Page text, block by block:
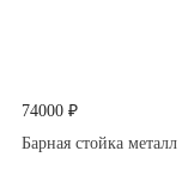
74000 ₽
Барная стойка металл